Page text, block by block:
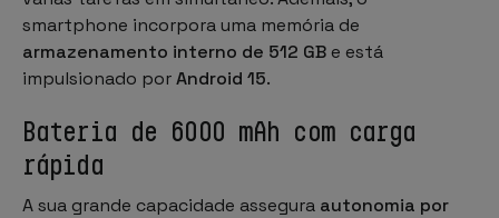
smartphone incorpora uma memória de
armazenamento interno de 512 GB e está
impulsionado porAndroid 15.
Bateria de 6000 mAh com carga
rápida
A sua grande capacidade assegura autonomia por